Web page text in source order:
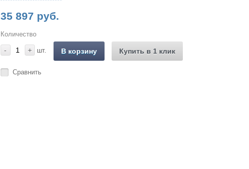
35 897 руб.
Количество
- + шт. В корзину Купить в 1 клик
Сравнить